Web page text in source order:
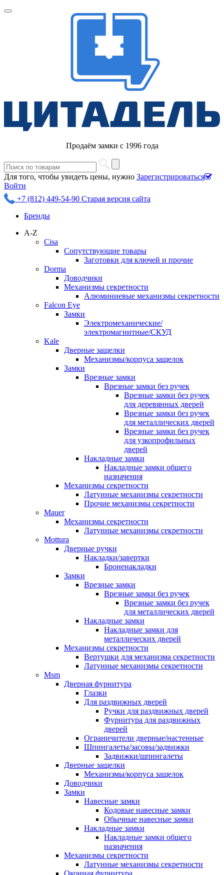
Продаём замки с 1996 года
Для того, чтобы увидеть цены, нужно Зарегистрироваться
Войти
+7 (812) 449-54-90 Старая версия сайта
Бренды
A-Z
Cisa
Сопутствующие товары
Заготовки для ключей и прочие
Dorma
Доводчики
Механизмы секретности
Алюминиевые механизмы секретности
Falcon Eye
Замки
Электромеханические/
электромагнитные/СКУД
Kale
Дверные защелки
Механизмы/корпуса защелок
Замки
Врезные замки
Врезные замки без ручек
Врезные замки без ручек
для деревянных дверей
Врезные замки без ручек
для металлических дверей
Врезные замки без ручек
для узкопрофильных
дверей
Накладные замки
Накладные замки общего
назначения
Механизмы секретности
Латунные механизмы секретности
Прочие механизмы секретности
Mauer
Механизмы секретности
Латунные механизмы секретности
Mottura
Дверные ручки
Накладки/завертки
Броненакладки
Замки
Врезные замки
Врезные замки без ручек
Врезные замки без ручек
для металлических дверей
Накладные замки
Накладные замки для
металлических дверей
Механизмы секретности
Вертушки для механизма секретности
Латунные механизмы секретности
Msm
Дверная фурнитура
Глазки
Для раздвижных дверей
Ручки для раздвижных дверей
Фурнитура для раздвижных
дверей
Ограничители дверные/настенные
Шпингалеты/засовы/задвижки
Задвижки/шпингалеты
Дверные защелки
Механизмы/корпуса защелок
Доводчики
Замки
Навесные замки
Кодовые навесные замки
Обычные навесные замки
Накладные замки
Накладные замки общего
назначения
Механизмы секретности
Латунные механизмы секретности